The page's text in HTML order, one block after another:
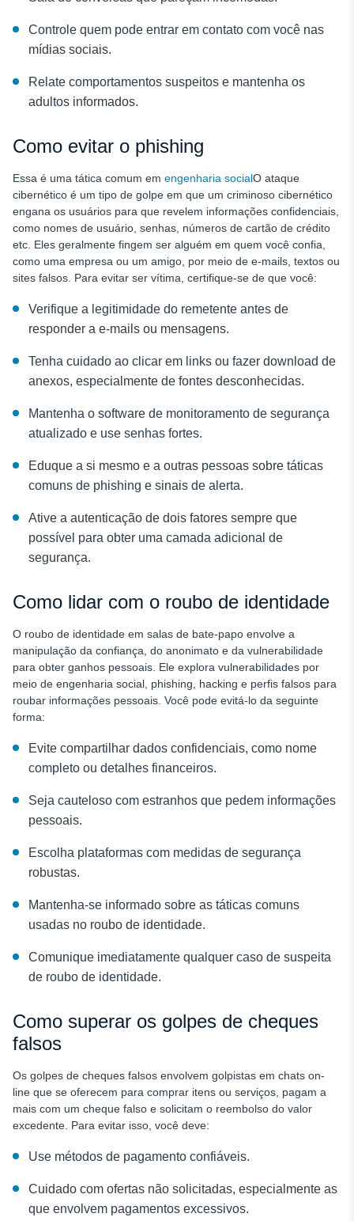
Controle quem pode entrar em contato com você nas
mídias sociais.
Relate comportamentos suspeitos e mantenha os
adultos informados.
Como evitar o phishing
Essa é uma tática comum em engenharia socialO ataque
cibernético é um tipo de golpe em que um criminoso cibernético
engana os usuários para que revelem informações confidenciais,
como nomes de usuário, senhas, números de cartão de crédito
etc. Eles geralmente fingem ser alguém em quem você confia,
como uma empresa ou um amigo, por meio de e-mails, textos ou
sites falsos. Para evitar ser vítima, certifique-se de que você:
Verifique a legitimidade do remetente antes de
responder a e-mails ou mensagens.
Tenha cuidado ao clicar em links ou fazer download de
anexos, especialmente de fontes desconhecidas.
Mantenha o software de monitoramento de segurança
atualizado e use senhas fortes.
Eduque a si mesmo e a outras pessoas sobre táticas
comuns de phishing e sinais de alerta.
Ative a autenticação de dois fatores sempre que
possível para obter uma camada adicional de
segurança.
Como lidar com o roubo de identidade
O roubo de identidade em salas de bate-papo envolve a
manipulação da confiança, do anonimato e da vulnerabilidade
para obter ganhos pessoais. Ele explora vulnerabilidades por
meio de engenharia social, phishing, hacking e perfis falsos para
roubar informações pessoais. Você pode evitá-lo da seguinte
forma:
Evite compartilhar dados confidenciais, como nome
completo ou detalhes financeiros.
Seja cauteloso com estranhos que pedem informações
pessoais.
Escolha plataformas com medidas de segurança
robustas.
Mantenha-se informado sobre as táticas comuns
usadas no roubo de identidade.
Comunique imediatamente qualquer caso de suspeita
de roubo de identidade.
Como superar os golpes de cheques
falsos
Os golpes de cheques falsos envolvem golpistas em chats on-
line que se oferecem para comprar itens ou serviços, pagam a
mais com um cheque falso e solicitam o reembolso do valor
excedente. Para evitar isso, você deve:
Use métodos de pagamento confiáveis.
Cuidado com ofertas não solicitadas, especialmente as
que envolvem pagamentos excessivos.